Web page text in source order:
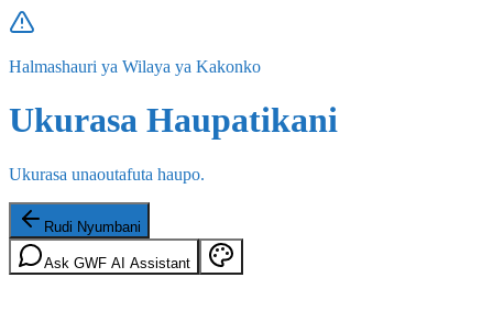
Halmashauri ya Wilaya ya Kakonko
Ukurasa Haupatikani
Ukurasa unaoutafuta haupo.
Rudi Nyumbani
Ask GWF AI Assistant